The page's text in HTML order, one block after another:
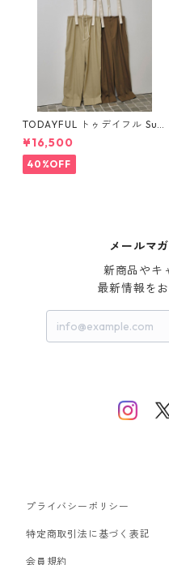
TODAYFUL トゥデイフル Sus
penders Highwaist Pants 12
510703
¥16,500
40%OFF
メールマ
新商品やキ
最新情報を
プライバシーポリシー
特定商取引法に基づく表記
会員規約